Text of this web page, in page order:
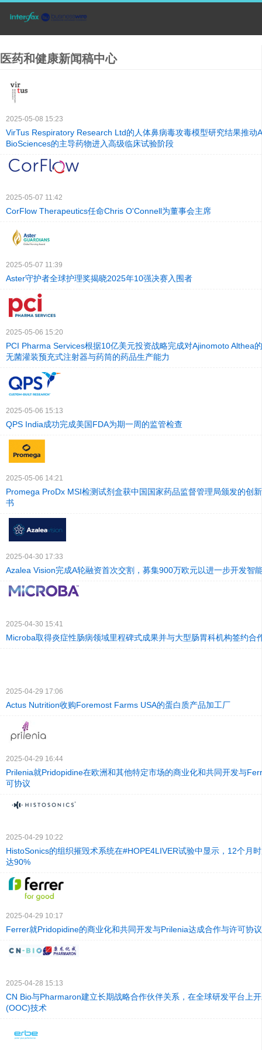
医药和健康新闻稿中心
2025-05-08 15:23
VirTus Respiratory Research Ltd的人体鼻病毒攻毒模型研究结果推动
BioSciences的主导药物进入高级临床试验阶段
2025-05-07 11:42
CorFlow Therapeutics任命Chris O'Connell为董事会主席
2025-05-07 11:39
Aster守护者全球护理奖揭晓2025年10强决赛入围者
2025-05-06 15:20
PCI Pharma Services根据10亿美元投资战略完成对Ajinomoto Althea
无菌灌装预充式注射器与药筒的药品生产能力
2025-05-06 15:13
QPS India成功完成美国FDA为期一周的监管检查
2025-05-06 14:21
Promega ProDx MSI检测试剂盒获中国国家药品监督管理局颁发的创
书
2025-04-30 17:33
Azalea Vision完成A轮融资首次交割，募集900万欧元以进一步开发智
2025-04-30 15:41
Microba取得炎症性肠病领域里程碑式成果并与大型肠胃科机构签约合
2025-04-29 17:06
Actus Nutrition收购Foremost Farms USA的蛋白质产品加工厂
2025-04-29 16:44
Prilenia就Pridopidine在欧洲和其他特定市场的商业化和共同开发与
可协议
2025-04-29 10:22
HistoSonics的组织摧毁术系统在#HOPE4LIVER试验中显示，12个月
达90%
2025-04-29 10:17
Ferrer就Pridopidine的商业化和共同开发与Prilenia达成合作与许可协议
2025-04-28 15:13
CN Bio与Pharmaron建立长期战略合作伙伴关系，在全球研发平台上
(OOC)技术